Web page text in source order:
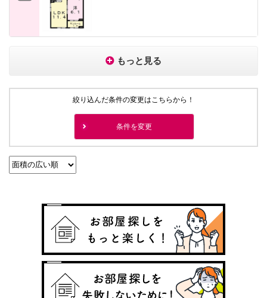
もっと見る
絞り込んだ条件の変更はこちらから！
条件を変更